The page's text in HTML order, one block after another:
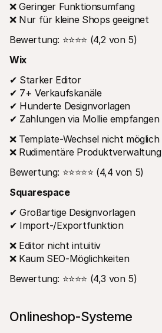
❌ Geringer Funktionsumfang
❌ Nur für kleine Shops geeignet
Bewertung: ⭐⭐⭐⭐ (4,2 von 5)
Wix
✔ Starker Editor
✔ 7+ Verkaufskanäle
✔ Hunderte Designvorlagen
✔ Zahlungen via Mollie empfangen
❌ Template-Wechsel nicht möglich
❌ Rudimentäre Produktverwaltung
Bewertung: ⭐⭐⭐⭐⭐ (4,4 von 5)
Squarespace
✔ Großartige Designvorlagen
✔ Import-/Exportfunktion
❌ Editor nicht intuitiv
❌ Kaum SEO-Möglichkeiten
Bewertung: ⭐⭐⭐⭐ (4,3 von 5)
Onlineshop-Systeme